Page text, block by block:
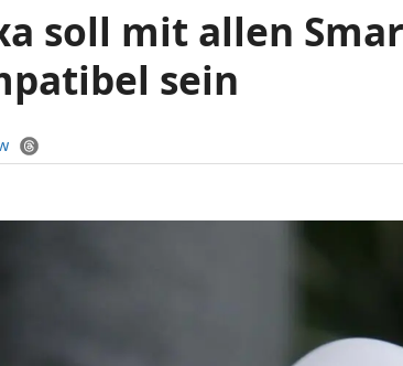
soll mit allen
sein